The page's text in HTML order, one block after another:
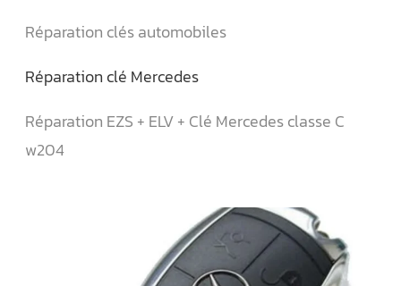
Réparation clés automobiles
Réparation clé Mercedes
Réparation EZS + ELV + Clé Mercedes classe C
w204